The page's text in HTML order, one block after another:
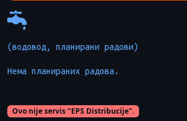
(водовод, планирани радови)
Нема планираних радова.
Ovo nije servis "EPS Distribucije".